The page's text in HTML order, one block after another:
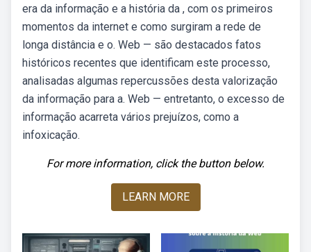
era da informação e a história da , com os primeiros
momentos da internet e como surgiram a rede de
longa distância e o. Web — são destacados fatos
históricos recentes que identificam este processo,
analisadas algumas repercussões desta valorização
da informação para a. Web — entretanto, o excesso de
informação acarreta vários prejuízos, como a
infoxicação.
For more information, click the button below.
LEARN MORE